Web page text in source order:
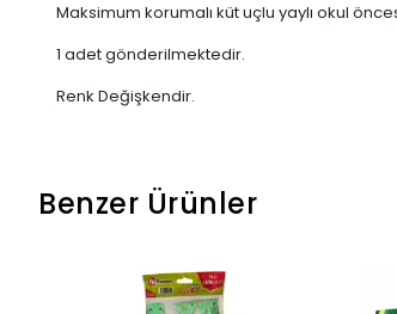
Maksimum korumalı küt uçlu yaylı okul
1 adet gönderilmektedir.
Renk Değişkendir.
Benzer Ürünler